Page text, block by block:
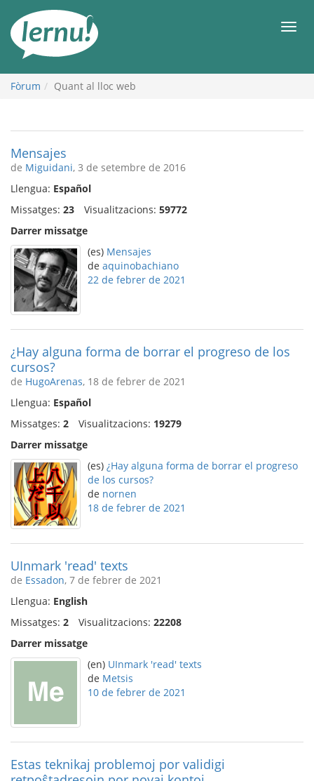
contingut
Fòrum Quant al lloc web
Mensajes
de Miguidani, 3 de setembre de 2016
Llengua: Español
Missatges: 23 Visualitzacions: 59772
Darrer missatge
(es) Mensajes
de aquinobachiano
22 de febrer de 2021
¿Hay alguna forma de borrar el progreso de los
cursos?
de HugoArenas, 18 de febrer de 2021
Llengua: Español
Missatges: 2 Visualitzacions: 19279
Darrer missatge
(es) ¿Hay alguna forma de borrar el progreso
de los cursos?
de nornen
18 de febrer de 2021
UInmark 'read' texts
de Essadon, 7 de febrer de 2021
Llengua: English
Missatges: 2 Visualitzacions: 22208
Darrer missatge
(en) UInmark 'read' texts
de Metsis
10 de febrer de 2021
Estas teknikaj problemoj por validigi